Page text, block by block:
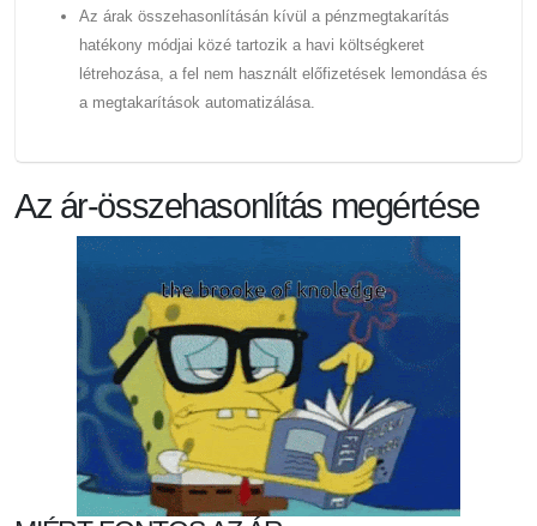
Az árak összehasonlításán kívül a pénzmegtakarítás
hatékony módjai közé tartozik a havi költségkeret
létrehozása, a fel nem használt előfizetések lemondása és
a megtakarítások automatizálása.
Az ár-összehasonlítás megértése